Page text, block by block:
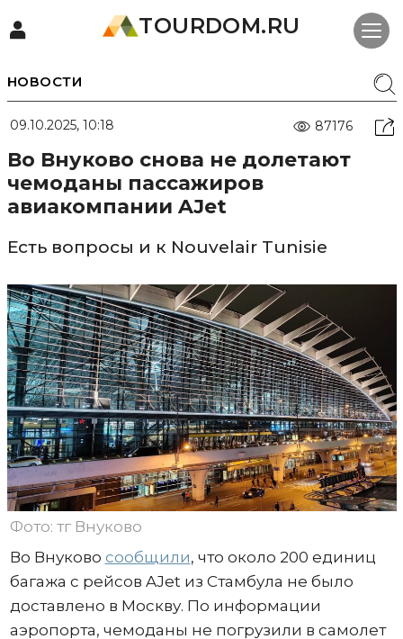
TOURDOM.RU
НОВОСТИ
09.10.2025, 10:18 87176
Во Внуково снова не долетают
чемоданы пассажиров
авиакомпании AJet
Есть вопросы и к Nouvelair Tunisie
Фото: тг Внуково
Во Внуково сообщили, что около 200 единиц
багажа с рейсов AJet из Стамбула не было
доставлено в Москву. По информации
аэропорта, чемоданы не погрузили в самолет